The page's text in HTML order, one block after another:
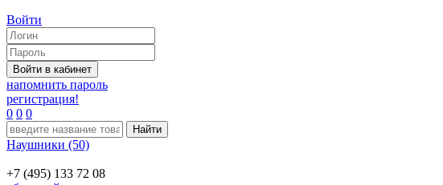
Войти
напомнить пароль
регистрация!
0 0 0
Наушники (50)
+7 (495) 133 72 08